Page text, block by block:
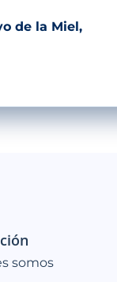
de la Miel,
somos